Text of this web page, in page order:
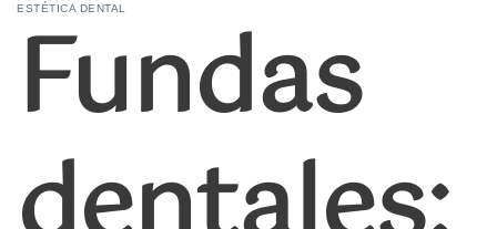
ESTÉTICA DENTAL
Fundas